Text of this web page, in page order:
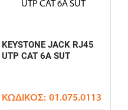
KEYSTONE JACK RJ45
UTP CAT 6A SUT
ΚΩΔΙΚΌΣ: 01.075.0113